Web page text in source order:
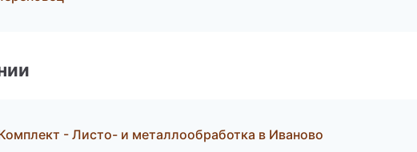
- Листо- и металлообработка в Иваново